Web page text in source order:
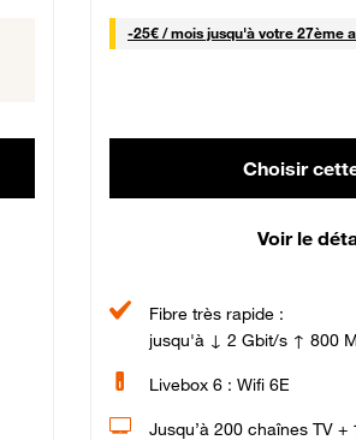
-25€ / mois25 € par mois
jusqu'à votre 27ème
Choisir
Voir le
Fibre très rapide :
jusqu'à ↓ 2 Gbit/s ↑ 800
Livebox 6 : Wifi 6E
Jusqu’à 200 chaînes TV